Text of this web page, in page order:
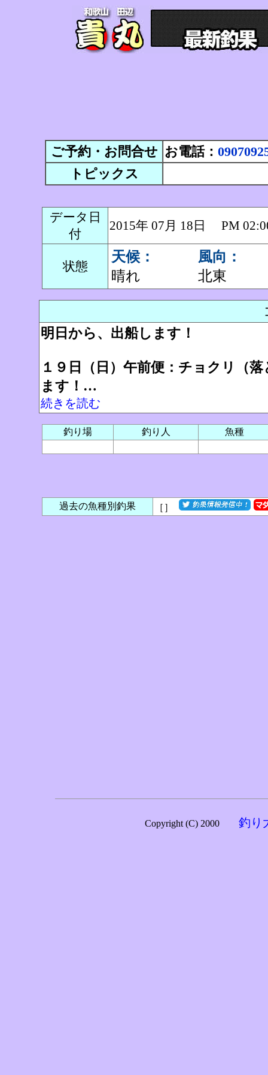
ご予約・お問合せ お電話：
トピックス
データ日
付
2015年 07月 18日 PM
状態
天候：
晴れ
風向：
北東
明日から、出船します！
１９日（日）午前便：チョクリ（
ます！…
続きを読む
釣り場 釣り人 魚種
過去の魚種別釣果 ［ ］
Copyright (C) 2000 釣り